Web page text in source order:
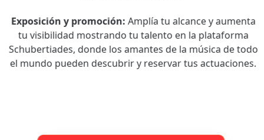
Exposición y promoción:Amplía tu alcance y aumenta
tu visibilidad mostrando tu talento en la plataforma
Schubertiades, donde los amantes de la música de todo
el mundo pueden descubrir y reservar tus actuaciones.